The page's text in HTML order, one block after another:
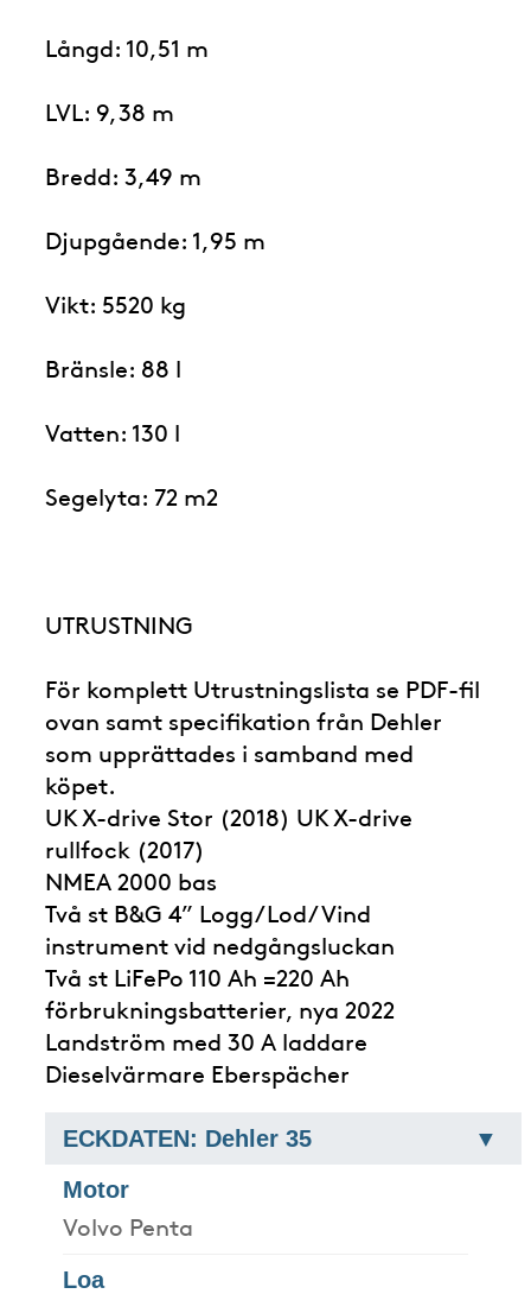
Långd: 10,51 m
LVL: 9,38 m
Bredd: 3,49 m
Djupgående: 1,95 m
Vikt: 5520 kg
Bränsle: 88 l
Vatten: 130 l
Segelyta: 72 m2
UTRUSTNING
För komplett Utrustningslista se PDF-fil
ovan samt specifikation från Dehler
som upprättades i samband med
köpet.
UK X-drive Stor (2018) UK X-drive
rullfock (2017)
NMEA 2000 bas
Två st B&G 4” Logg/Lod/Vind
instrument vid nedgångsluckan
Två st LiFePo 110 Ah =220 Ah
förbrukningsbatterier, nya 2022
Landström med 30 A laddare
Dieselvärmare Eberspächer
ECKDATEN: Dehler 35
Motor
Volvo Penta
Loa